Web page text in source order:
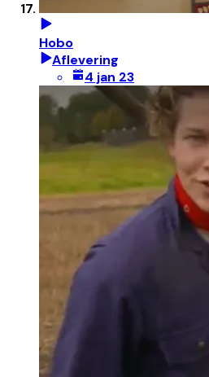
Hobo
Aflevering
4 jan 23